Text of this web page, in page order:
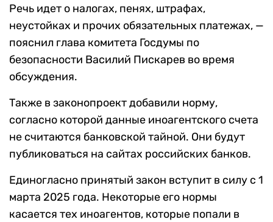
Речь идет о налогах, пенях, штрафах,
неустойках и прочих обязательных платежах, —
пояснил глава комитета Госдумы по
безопасности Василий Пискарев во время
обсуждения.
Также в законопроект добавили норму,
согласно которой данные иноагентского счета
не считаются банковской тайной. Они будут
публиковаться на сайтах российских банков.
Единогласно принятый закон вступит в силу с 1
марта 2025 года. Некоторые его нормы
касается тех иноагентов, которые попали в